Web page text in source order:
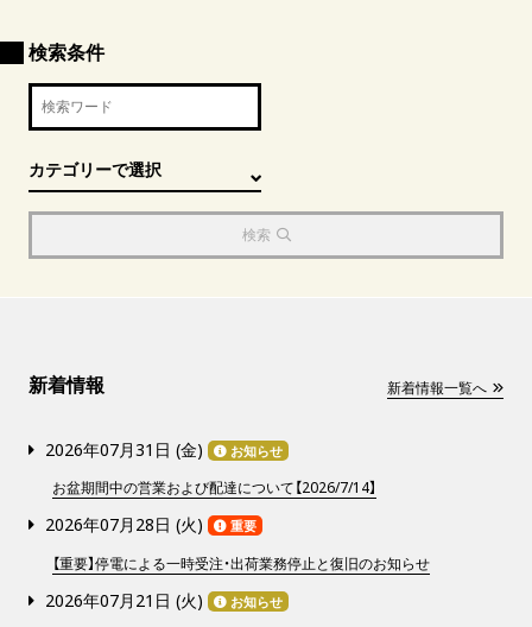
検索条件
検索
新着情報 新着情報一覧へ
2026年07月31日 (金) お知らせ
お盆期間中の営業および配達について【2026/7/14】
2026年07月28日 (火) 重要
【重要】停電による一時受注・出荷業務停止と復旧のお知らせ
2026年07月21日 (火) お知らせ